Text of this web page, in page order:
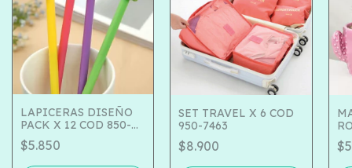
LAPICERAS DISEÑO
PACK X 12 COD 850-
10751
$5.850
SET TRAVEL X 6 COD
950-7463
$8.900